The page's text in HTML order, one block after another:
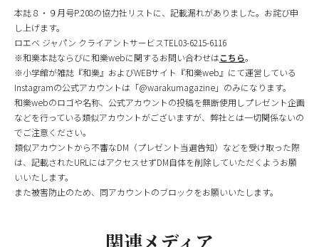
本誌８・９月号P.208の協力社リストに、記載漏れがありました。お詫び申
し上げます。
ロエベ ジャパン クライアントサービスTEL03-6215-6116
※和樂本誌ならびに和樂webに関するお問い合わせはこちら。
※小学館が雑誌『和樂』およびWEBサイト『和樂web』にて運営している
Instagramの公式アカウントは「@warakumagazine」のみになります。
和樂webのロゴや名称、公式アカウントの投稿を無断使用しプレゼント企画
などを行っている類似アカウントがございますが、弊社とは一切関係ないの
でご注意ください。
類似アカウントから不審なDM（プレゼント当選告知）などを受け取った際
は、記載されたURLにはアクセスせずDM自体を削除していただくようお願
いいたします。
また被害防止のため、同アカウントのブロックをお願いいたします。
関連メディア